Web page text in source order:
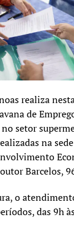
realiza
de
no setor
na
Barcelos,
o
das 9h